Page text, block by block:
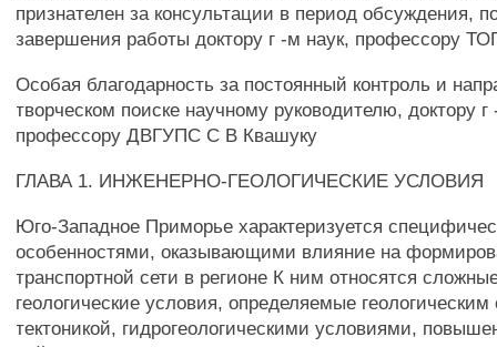
признателен за консультации в период обсуждения,
завершения работы доктору г -м наук, профессору
Особая благодарность за постоянный контроль и
творческом поиске научному руководителю, доктору г
профессору ДВГУПС С В Квашуку
ГЛАВА 1. ИНЖЕНЕРНО-ГЕОЛОГИЧЕСКИЕ УСЛОВИЯ
Юго-Западное Приморье характеризуется
особенностями, оказывающими влияние на
транспортной сети в регионе К ним относятся
геологические условия, определяемые
тектоникой, гидрогеологическими условиями,